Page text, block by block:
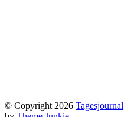
© Copyright 2026 Tagesjournal